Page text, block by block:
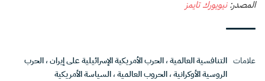
المصدر:نيويورك تايمز
علامات التنافسية العالمية،الحرب الأمريكية الإسرائيلية على إيران،الحرب
الروسية الأوكرانية،الحروب العالمية،السياسة الأمريكية